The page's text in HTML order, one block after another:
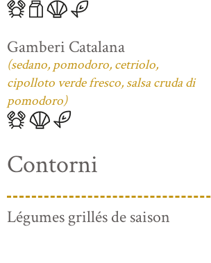
Gamberi Catalana
(sedano, pomodoro, cetriolo,
cipolloto verde fresco, salsa cruda di
pomodoro)
Contorni
Légumes grillés de saison